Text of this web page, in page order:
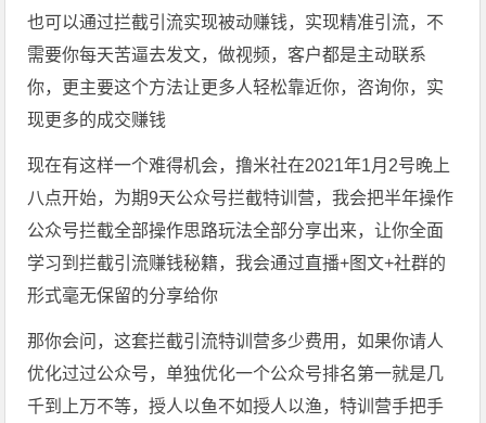
也可以通过拦截引流实现被动赚钱，实现精准引流，不
需要你每天苦逼去发文，做视频，客户都是主动联系
你，更主要这个方法让更多人轻松靠近你，咨询你，实
现更多的成交赚钱
现在有这样一个难得机会，撸米社在2021年1月2号晚上
八点开始，为期9天公众号拦截特训营，我会把半年操作
公众号拦截全部操作思路玩法全部分享出来，让你全面
学习到拦截引流赚钱秘籍，我会通过直播+图文+社群的
形式毫无保留的分享给你
那你会问，这套拦截引流特训营多少费用，如果你请人
优化过过公众号，单独优化一个公众号排名第一就是几
千到上万不等，授人以鱼不如授人以渔，特训营手把手